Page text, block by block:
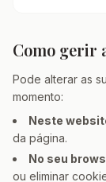
Como gerir
Pode alterar as
momento:
Neste
da página.
No seu
ou eliminar